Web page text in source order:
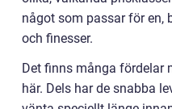
något som passar för en,
och finesser.
Det finns många fördelar
här. Dels har de snabba